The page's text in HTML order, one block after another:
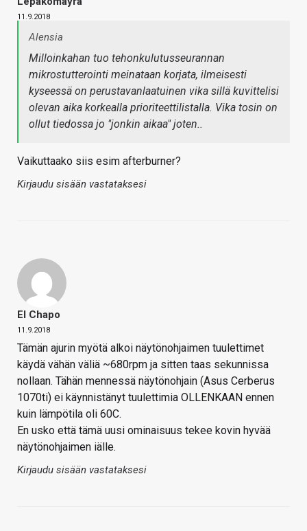
11.9.2018
Alensia
Milloinkahan tuo tehonkulutusseurannan
mikrostutterointi meinataan korjata, ilmeisesti
kyseessä on perustavanlaatuinen vika sillä kuvittelisi
olevan aika korkealla prioriteettilistalla. Vika tosin on
ollut tiedossa jo "jonkin aikaa" joten..
Vaikuttaako siis esim afterburner?
Kirjaudu sisään vastataksesi
El Chapo
11.9.2018
Tämän ajurin myötä alkoi näytönohjaimen tuulettimet
käydä vähän väliä ~680rpm ja sitten taas sekunnissa
nollaan. Tähän mennessä näytönohjain (Asus Cerberus
1070ti) ei käynnistänyt tuulettimia OLLENKAAN ennen
kuin lämpötila oli 60C.
En usko että tämä uusi ominaisuus tekee kovin hyvää
näytönohjaimen iälle.
Kirjaudu sisään vastataksesi